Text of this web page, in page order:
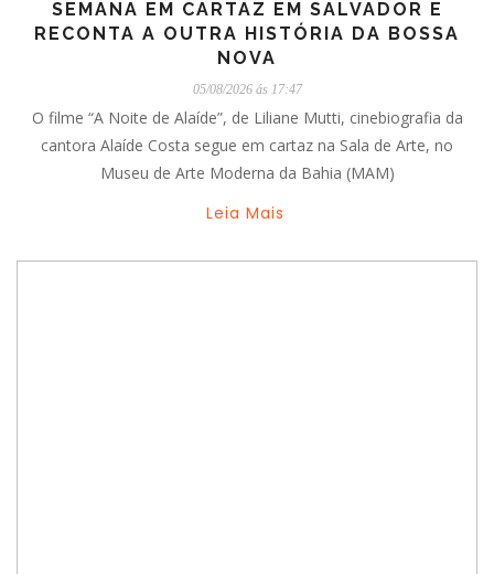
SEMANA EM CARTAZ EM SALVADOR E
RECONTA A OUTRA HISTÓRIA DA BOSSA
NOVA
05/08/2026 ás 17:47
O filme “A Noite de Alaíde”, de Liliane Mutti, cinebiografia da
cantora Alaíde Costa segue em cartaz na Sala de Arte, no
Museu de Arte Moderna da Bahia (MAM)
Leia Mais